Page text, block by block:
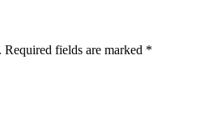
Required fields are marked *